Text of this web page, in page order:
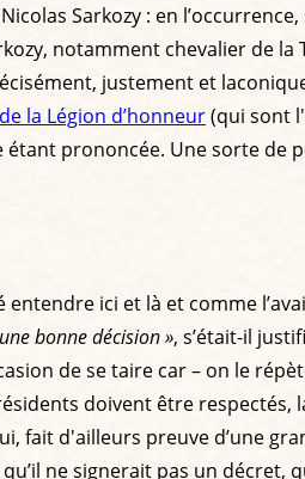
Sarkozy : en
notamment chevalier de
justement et
la Légion d’honneur(qui sont
prononcée. Une sorte de
ici et là et comme
bonne décision », s’était-il
de se taire car – on le
doivent être
fait d'ailleurs preuve d’une
ne signerait pas un